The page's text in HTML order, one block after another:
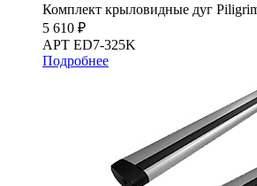
Комплект крыловидные дуг
5 610 ₽
АРТ ED7-325K
Подробнее